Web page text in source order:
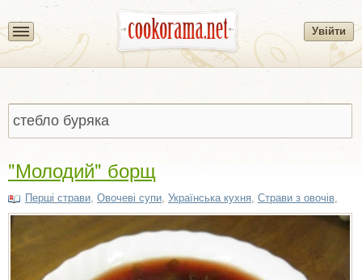
Увійти
"Молодий" борщ
Перші страви, Овочеві супи, Українська кухня, Страви з овочів,